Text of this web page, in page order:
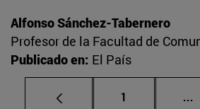
Alfonso Sánchez-Tabernero
Profesor de la Facultad de
Publicado en: El País
Página
1 ...